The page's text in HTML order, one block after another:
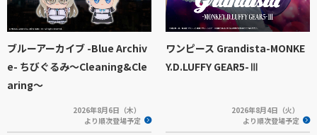
ブルーアーカイブ -Blue Archiv
e- ちびぐるみ～Cleaning&Cle
aring～
2026年8月6日（木）
より順次登場予定
ワンピース Grandista-MONKE
Y.D.LUFFY GEAR5-Ⅲ
2026年8月4日（火）
より順次登場予定